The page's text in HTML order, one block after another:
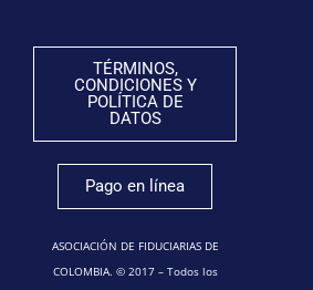
TÉRMINOS,
CONDICIONES Y
POLÍTICA DE
DATOS
Pago en línea
ASOCIACIÓN DE FIDUCIARIAS DE
COLOMBIA. © 2017 – Todos los